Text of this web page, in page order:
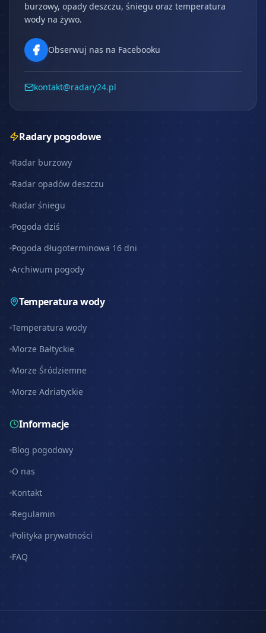
burzowy, opady deszczu, śniegu oraz temperatura
wody na żywo.
Obserwuj nas na Facebooku
kontakt@radary24.pl
Radary pogodowe
Radar burzowy
Radar opadów deszczu
Radar śniegu
Pogoda dziś
Pogoda długoterminowa 16 dni
Archiwum pogody
Temperatura wody
Temperatura wody
Morze Bałtyckie
Morze Śródziemne
Morze Adriatyckie
Informacje
Blog pogodowy
O nas
Kontakt
Regulamin
Polityka prywatności
FAQ